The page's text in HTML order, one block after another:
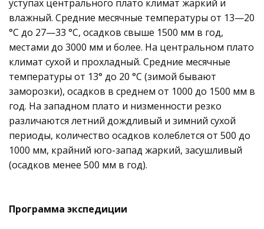
уступах центрального плато климат жаркий и
влажный. Средние месячные температуры от 13—20
°C до 27—33 °C, осадков свыше 1500 мм в год,
местами до 3000 мм и более. На центральном плато
климат сухой и прохладный. Средние месячные
температуры от 13° до 20 °C (зимой бывают
заморозки), осадков в среднем от 1000 до 1500 мм в
год. На западном плато и низменности резко
различаются летний дождливый и зимний сухой
периоды, количество осадков колеблется от 500 до
1000 мм, крайний юго-запад жаркий, засушливый
(осадков менее 500 мм в год).
Программа экспедиции